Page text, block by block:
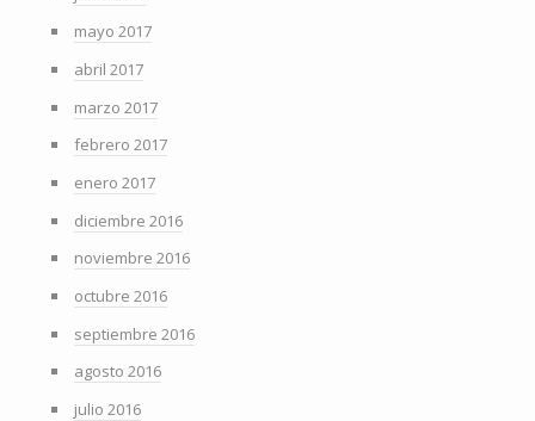
mayo 2017
abril 2017
marzo 2017
febrero 2017
enero 2017
diciembre 2016
noviembre 2016
octubre 2016
septiembre 2016
agosto 2016
julio 2016